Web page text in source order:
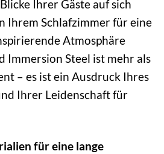
Ihrer Gäste auf sich
Ihrem Schlafzimmer für eine
Atmosphäre
Immersion Steel ist mehr als
– es ist ein Ausdruck Ihres
Ihrer Leidenschaft für
für eine lange